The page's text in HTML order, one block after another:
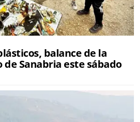
balance de la
de Sanabria este sábado